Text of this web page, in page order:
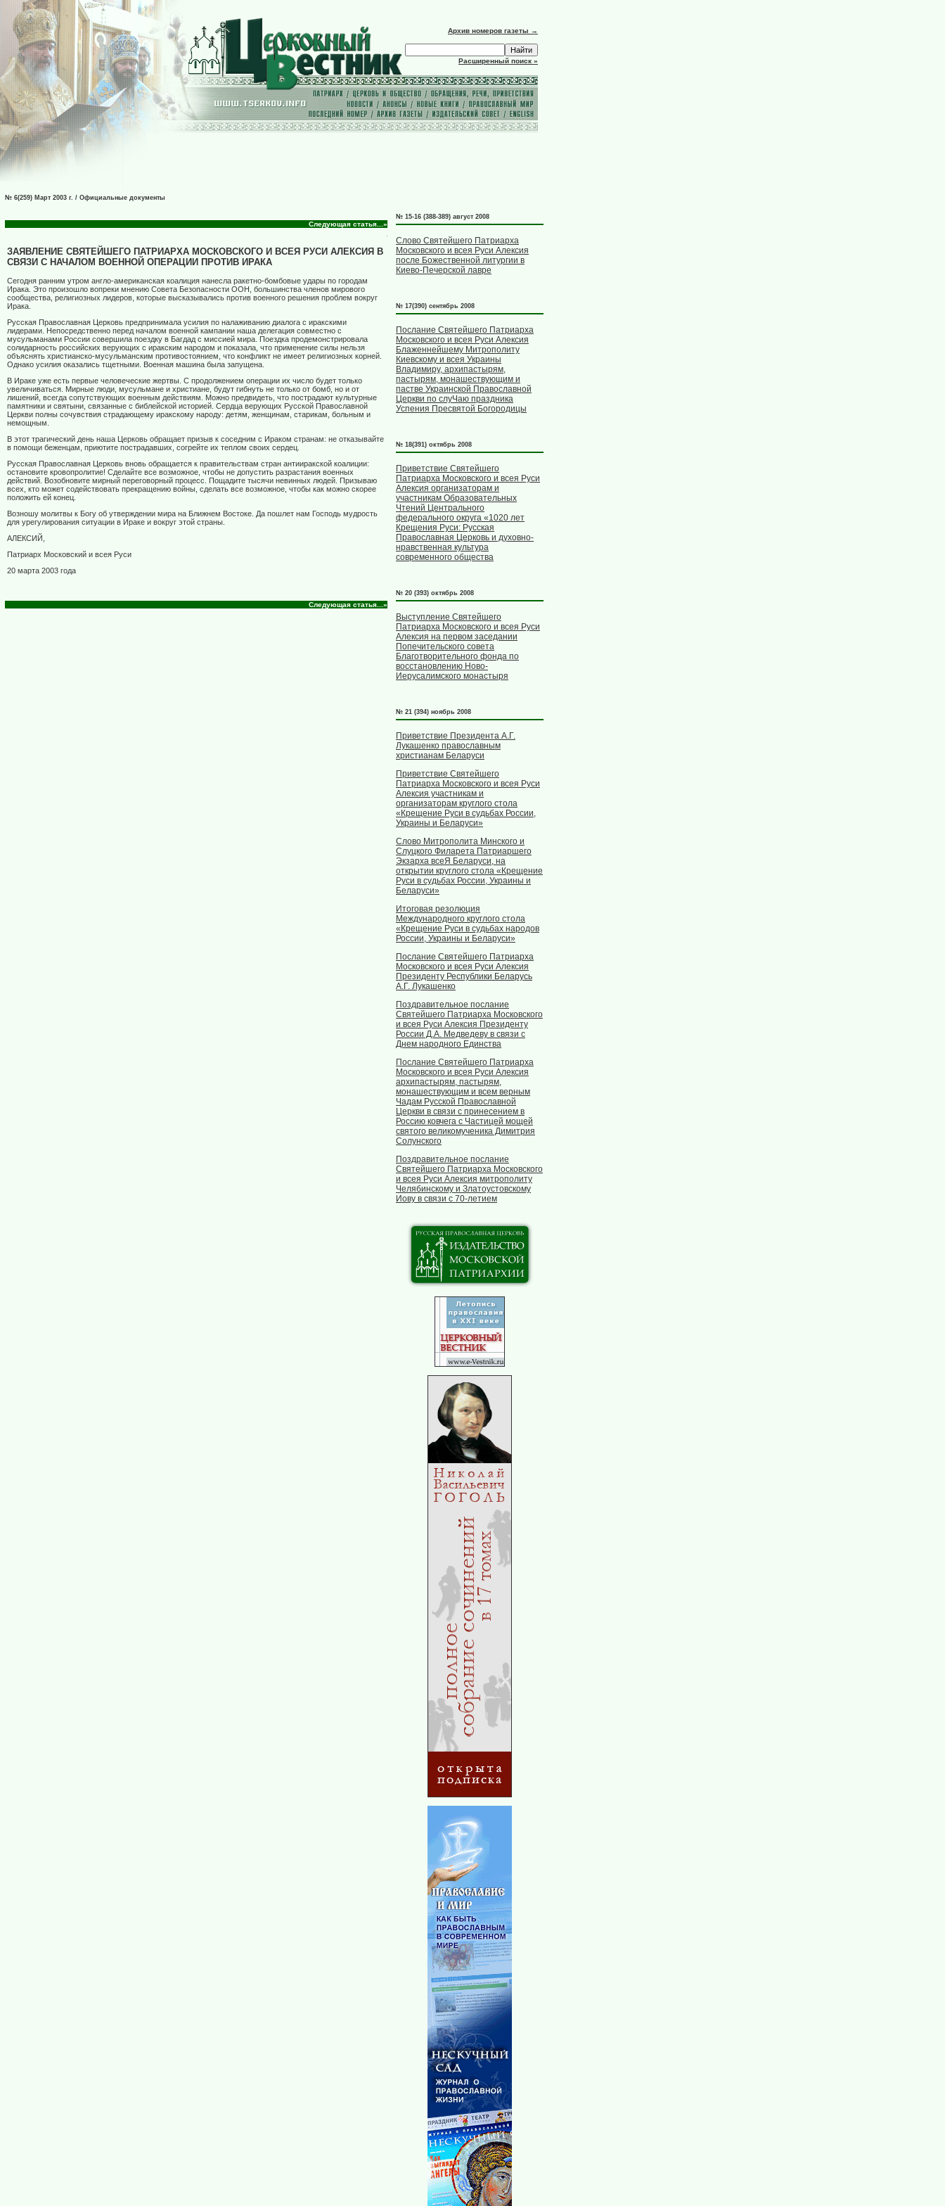
Архив номеров газеты →
Расширенный поиск »
№ 6(259) Март 2003 г. / Официальные документы
Следующая статья...»
ЗАЯВЛЕНИЕ СВЯТЕЙШЕГО ПАТРИАРХА МОСКОВСКОГО И ВСЕЯ РУСИ АЛЕКСИЯ В
СВЯЗИ С НАЧАЛОМ ВОЕННОЙ ОПЕРАЦИИ ПРОТИВ ИРАКА
Сегодня ранним утром англо-американская коалиция нанесла ракетно-бомбовые удары по городам
Ирака. Это произошло вопреки мнению Совета Безопасности ООН, большинства членов мирового
сообщества, религиозных лидеров, которые высказывались против военного решения проблем вокруг
Ирака.
Русская Православная Церковь предпринимала усилия по налаживанию диалога с иракскими
лидерами. Непосредственно перед началом военной кампании наша делегация совместно с
мусульманами России совершила поездку в Багдад с миссией мира. Поездка продемонстрировала
солидарность российских верующих с иракским народом и показала, что применение силы нельзя
объяснять христианско-мусульманским противостоянием, что конфликт не имеет религиозных корней.
Однако усилия оказались тщетными. Военная машина была запущена.
В Ираке уже есть первые человеческие жертвы. С продолжением операции их число будет только
увеличиваться. Мирные люди, мусульмане и христиане, будут гибнуть не только от бомб, но и от
лишений, всегда сопутствующих военным действиям. Можно предвидеть, что пострадают культурные
памятники и святыни, связанные с библейской историей. Сердца верующих Русской Православной
Церкви полны сочувствия страдающему иракскому народу: детям, женщинам, старикам, больным и
немощным.
В этот трагический день наша Церковь обращает призыв к соседним с Ираком странам: не отказывайте
в помощи беженцам, приютите пострадавших, согрейте их теплом своих сердец.
Русская Православная Церковь вновь обращается к правительствам стран антииракской коалиции:
остановите кровопролитие! Сделайте все возможное, чтобы не допустить разрастания военных
действий. Возобновите мирный переговорный процесс. Пощадите тысячи невинных людей. Призываю
всех, кто может содействовать прекращению войны, сделать все возможное, чтобы как можно скорее
положить ей конец.
Возношу молитвы к Богу об утверждении мира на Ближнем Востоке. Да пошлет нам Господь мудрость
для урегулирования ситуации в Ираке и вокруг этой страны.
АЛЕКСИЙ,
Патриарх Московский и всея Руси
20 марта 2003 года
Следующая статья...»
№ 15-16 (388-389) август 2008
Слово Святейшего Патриарха
Московского и всея Руси Алексия
после Божественной литургии в
Киево-Печерской лавре
№ 17(390) сентябрь 2008
Послание Святейшего Патриарха
Московского и всея Руси Алексия
Блаженнейшему Митрополиту
Киевскому и всея Украины
Владимиру, архипастырям,
пастырям, монашествующим и
пастве Украинской Православной
Церкви по слуЧаю праздника
Успения Пресвятой Богородицы
№ 18(391) октябрь 2008
Приветствие Святейшего
Патриарха Московского и всея Руси
Алексия организаторам и
участникам Образовательных
Чтений Центрального
федерального округа «1020 лет
Крещения Руси: Русская
Православная Церковь и духовно-
нравственная культура
современного общества
№ 20 (393) октябрь 2008
Выступление Святейшего
Патриарха Московского и всея Руси
Алексия на первом заседании
Попечительского совета
Благотворительного фонда по
восстановлению Ново-
Иерусалимского монастыря
№ 21 (394) ноябрь 2008
Приветствие Президента А.Г.
Лукашенко православным
христианам Беларуси
Приветствие Святейшего
Патриарха Московского и всея Руси
Алексия участникам и
организаторам круглого стола
«Крещение Руси в судьбах России,
Украины и Беларуси»
Слово Митрополита Минского и
Слуцкого Филарета Патриаршего
Экзарха всеЯ Беларуси, на
открытии круглого стола «Крещение
Руси в судьбах России, Украины и
Беларуси»
Итоговая резолюция
Международного круглого стола
«Крещение Руси в судьбах народов
России, Украины и Беларуси»
Послание Святейшего Патриарха
Московского и всея Руси Алексия
Президенту Республики Беларусь
А.Г. Лукашенко
Поздравительное послание
Святейшего Патриарха Московского
и всея Руси Алексия Президенту
России Д.А. Медведеву в связи с
Днем народного Единства
Послание Святейшего Патриарха
Московского и всея Руси Алексия
архипастырям, пастырям,
монашествующим и всем верным
Чадам Русской Православной
Церкви в связи с принесением в
Россию ковчега с Частицей мощей
святого великомученика Димитрия
Солунского
Поздравительное послание
Святейшего Патриарха Московского
и всея Руси Алексия митрополиту
Челябинскому и Златоустовскому
Иову в связи с 70-летием